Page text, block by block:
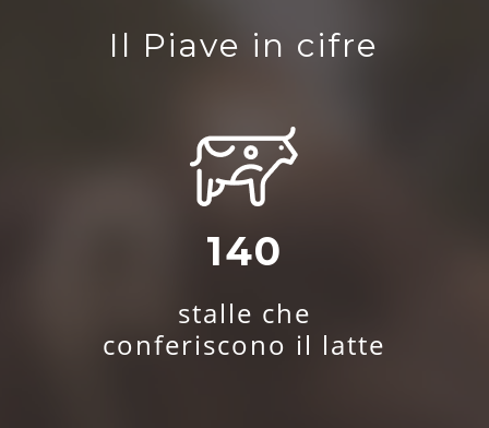
Il Piave in cifre
140
stalle che
conferiscono il latte